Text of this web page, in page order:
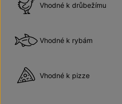
Vhodné k drůbežímu
Vhodné k rybám
Vhodné k pizze